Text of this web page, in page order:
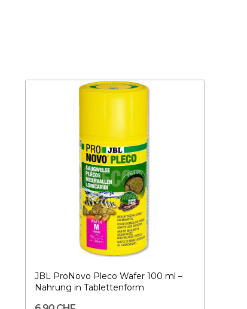
JBL ProNovo Pleco Wafer 100 ml –
Nahrung in Tablettenform